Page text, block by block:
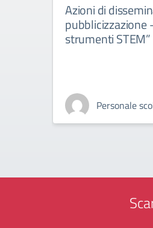
Azioni di
pubblicizzazione
strumenti STEM”
Personale